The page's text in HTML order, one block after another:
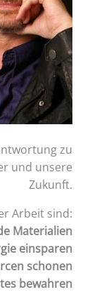
zu
und unsere
Zukunft.
Arbeit sind:
Materialien
einsparen
schonen
bewahren